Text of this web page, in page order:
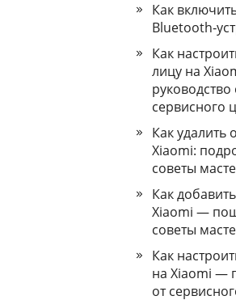
Как
Как
лицу на
руководство
сервисного
Как удалить
Xiaomi:
советы
Как
Xiaomi —
советы
Как
на Xiaomi —
от